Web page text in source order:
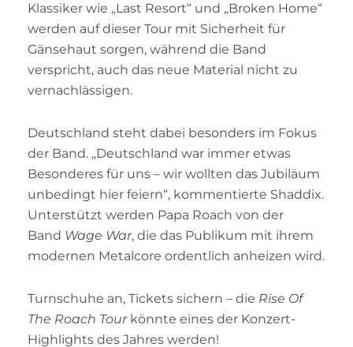
Klassiker wie „Last Resort“ und „Broken Home“
werden auf dieser Tour mit Sicherheit für
Gänsehaut sorgen, während die Band
verspricht, auch das neue Material nicht zu
vernachlässigen.
Deutschland steht dabei besonders im Fokus
der Band. „Deutschland war immer etwas
Besonderes für uns – wir wollten das Jubiläum
unbedingt hier feiern“, kommentierte Shaddix.
Unterstützt werden Papa Roach von der
Band Wage War, die das Publikum mit ihrem
modernen Metalcore ordentlich anheizen wird.
Turnschuhe an, Tickets sichern – die Rise Of
The Roach Tourkönnte eines der Konzert-
Highlights des Jahres werden!